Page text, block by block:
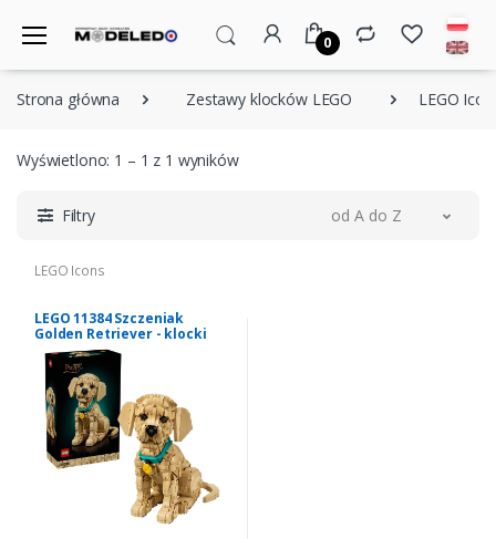
0
Strona główna Zestawy klocków LEGO LEGO
Wyświetlono: 1 – 1 z 1 wyników
Filtry od A do Z
LEGO Icons
LEGO 11384 Szczeniak
Golden Retriever - klocki
Icons